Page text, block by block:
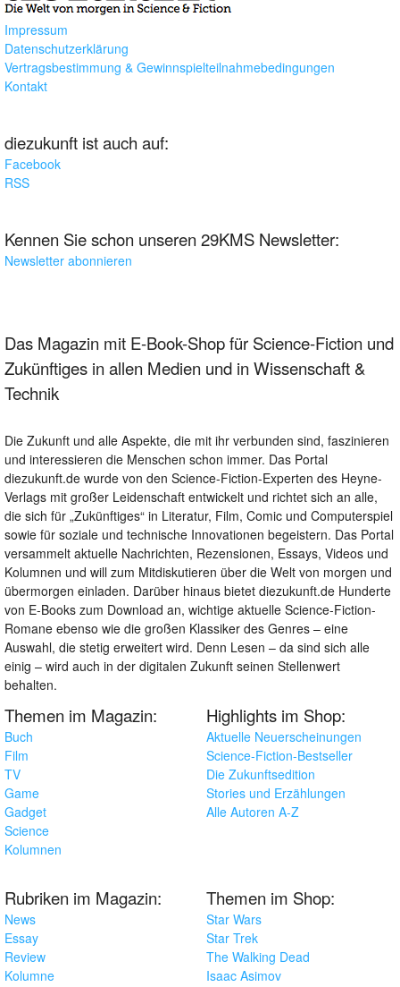
Impressum
Datenschutzerklärung
Vertragsbestimmung & Gewinnspielteilnahmebedingungen
Kontakt
diezukunft ist auch auf:
Facebook
RSS
Kennen Sie schon unseren 29KMS Newsletter:
Newsletter abonnieren
Das Magazin mit E-Book-Shop für Science-Fiction und
Zukünftiges in allen Medien und in Wissenschaft &
Technik
Die Zukunft und alle Aspekte, die mit ihr verbunden sind, faszinieren
und interessieren die Menschen schon immer. Das Portal
diezukunft.de wurde von den Science-Fiction-Experten des Heyne-
Verlags mit großer Leidenschaft entwickelt und richtet sich an alle,
die sich für „Zukünftiges“ in Literatur, Film, Comic und Computerspiel
sowie für soziale und technische Innovationen begeistern. Das Portal
versammelt aktuelle Nachrichten, Rezensionen, Essays, Videos und
Kolumnen und will zum Mitdiskutieren über die Welt von morgen und
übermorgen einladen. Darüber hinaus bietet diezukunft.de Hunderte
von E-Books zum Download an, wichtige aktuelle Science-Fiction-
Romane ebenso wie die großen Klassiker des Genres – eine
Auswahl, die stetig erweitert wird. Denn Lesen – da sind sich alle
einig – wird auch in der digitalen Zukunft seinen Stellenwert
behalten.
Themen im Magazin:
Buch
Film
TV
Game
Gadget
Science
Kolumnen
Highlights im Shop:
Aktuelle Neuerscheinungen
Science-Fiction-Bestseller
Die Zukunftsedition
Stories und Erzählungen
Alle Autoren A-Z
Rubriken im Magazin:
News
Essay
Review
Kolumne
Themen im Shop:
Star Wars
Star Trek
The Walking Dead
Isaac Asimov